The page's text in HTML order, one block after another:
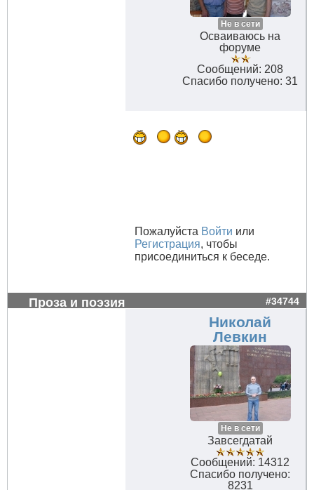
Не в сети
Осваиваюсь на
форуме
Сообщений: 208
Спасибо получено: 31
Пожалуйста Войти или
Регистрация, чтобы
присоединиться к беседе.
Проза и поэзия #34744
Николай
Левкин
Не в сети
Завсегдатай
Сообщений: 14312
Спасибо получено:
8231